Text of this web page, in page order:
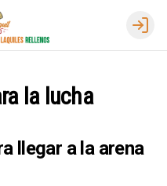
la lucha
llegar a la arena